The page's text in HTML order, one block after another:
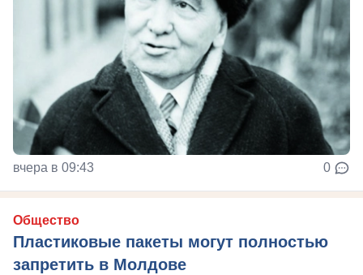
вчера в 09:43 0
Общество
Пластиковые пакеты могут полностью
запретить в Молдове